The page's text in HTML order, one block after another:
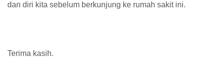
dan diri kita sebelum berkunjung ke rumah sakit ini.
Terima kasih.